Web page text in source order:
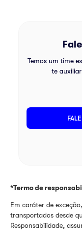
Temos um time
te
*Termo de
Em caráter de
transportados desde
Responsabilidade,